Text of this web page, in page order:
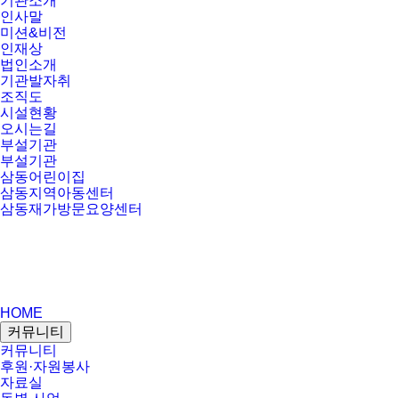
인사말
미션&비전
인재상
법인소개
기관발자취
조직도
시설현황
오시는길
부설기관
부설기관
삼동어린이집
삼동지역아동센터
삼동재가방문요양센터
HOME
커뮤니티
커뮤니티
후원·자원봉사
자료실